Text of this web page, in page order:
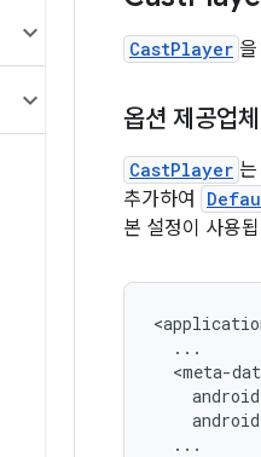
CastPlayer
옵션 제공업체
CastPlayer
추가하여
본 설정이 사용
...